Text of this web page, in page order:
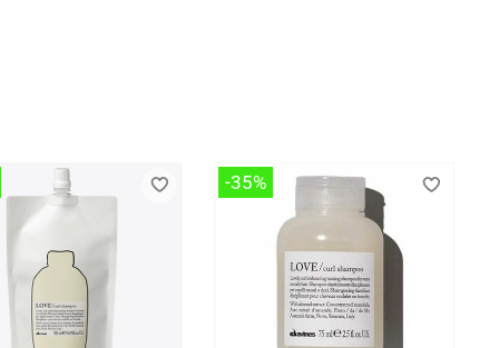
-35%